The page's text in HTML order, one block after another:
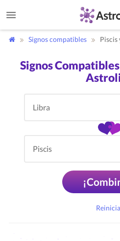
Signos compatibles Piscis
Signos